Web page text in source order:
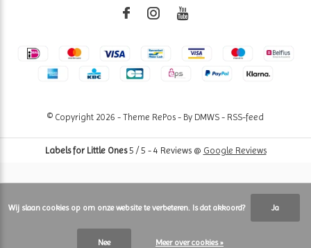
© Copyright 2026 - Theme RePos - By DMWS - RSS-feed
Labels for Little Ones5 / 5 - 4 Reviews @ Google Reviews
Wij slaan cookies op om onze website te verbeteren. Is dat akkoord? Ja
Nee Meer over cookies »